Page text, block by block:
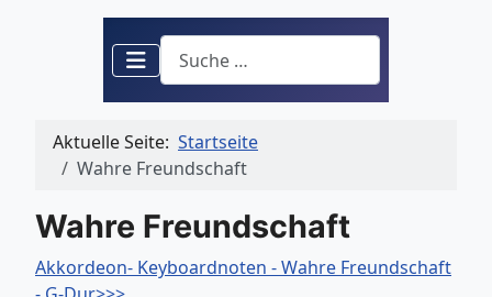
Suchen
Aktuelle Seite: Startseite
Wahre Freundschaft
Wahre Freundschaft
Akkordeon- Keyboardnoten - Wahre Freundschaft